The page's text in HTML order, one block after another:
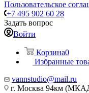
Пользовательское
+7 495 902 60 28
Задать вопрос
Войти
Корзина0
Избранные
vannstudio@mail.ru
г. Москва 94км